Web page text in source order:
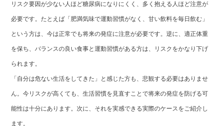
リスク要因が少ない人ほど糖尿病になりにくく、多く抱える人ほど注意が
必要です。たとえば「肥満気味で運動習慣がなく、甘い飲料を毎日飲む」
という方は、今は正常でも将来の発症に注意が必要です。逆に、適正体重
を保ち、バランスの良い食事と運動習慣がある方は、リスクをかなり下げ
られます。
「自分は危ない生活をしてきた」と感じた方も、悲観する必要はありませ
ん。今リスクが高くても、生活習慣を見直すことで将来の発症を防げる可
能性は十分にあります。次に、それを実感できる実際のケースをご紹介し
ます。